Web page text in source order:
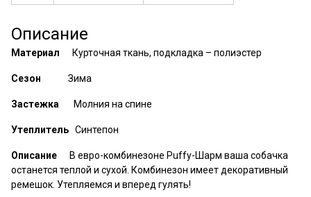
Описание
Материал Курточная ткань, подкладка – полиэстер
Сезон Зима
Застежка Молния на спине
Утеплитель Синтепон
Описание В евро-комбинезоне Puffy-Шарм ваша собачка
останется теплой и сухой. Комбинезон имеет декоративный
ремешок. Утепляемся и вперед гулять!